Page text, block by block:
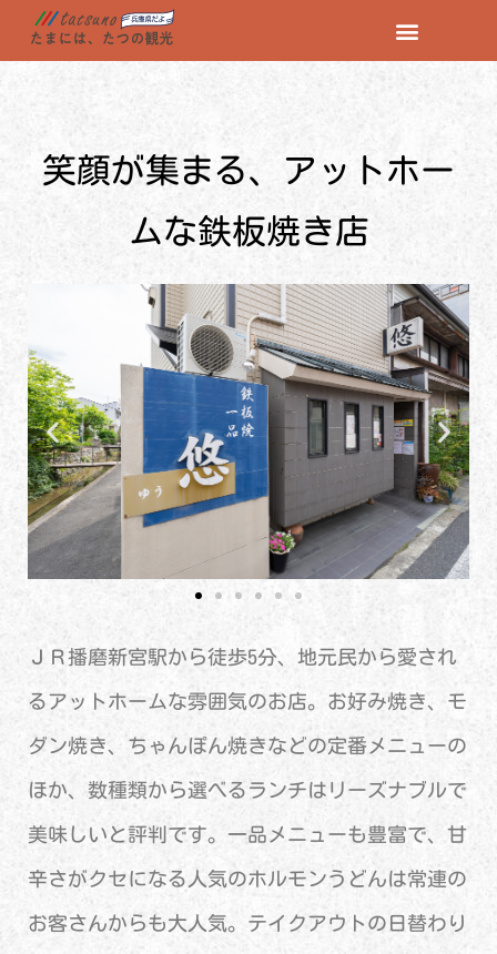
コ
笑顔が集まる、アットホー
ムな鉄板焼き店
ＪＲ播磨新宮駅から徒歩5分、地元民から愛され
るアットホームな雰囲気のお店。お好み焼き、モ
ダン焼き、ちゃんぽん焼きなどの定番メニューの
ほか、数種類から選べるランチはリーズナブルで
美味しいと評判です。一品メニューも豊富で、甘
辛さがクセになる人気のホルモンうどんは常連の
お客さんからも大人気。テイクアウトの日替わり